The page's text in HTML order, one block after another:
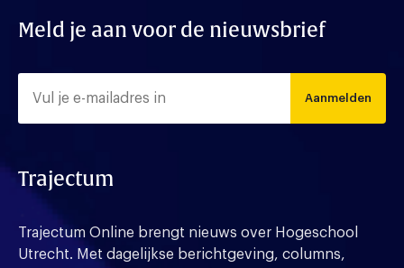
Meld je aan voor de nieuwsbrief
Aanmelden
Trajectum
Trajectum Online brengt nieuws over Hogeschool
Utrecht. Met dagelijkse berichtgeving, columns,